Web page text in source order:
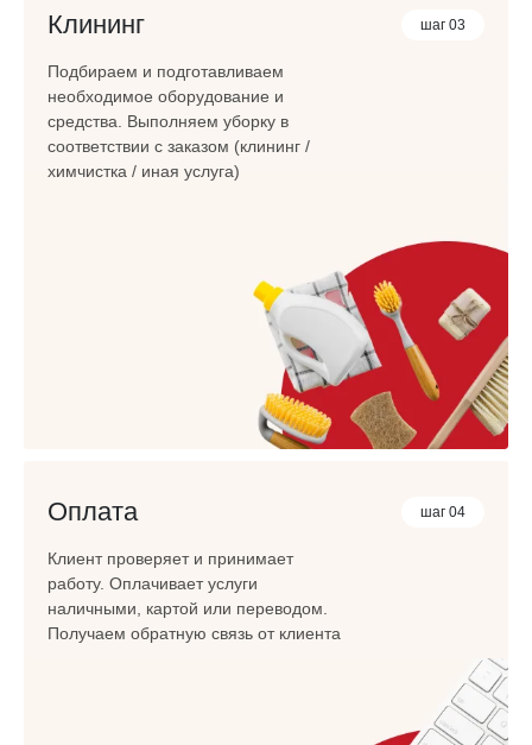
шаг 03
Клининг
Подбираем и подготавливаем
необходимое оборудование и
средства. Выполняем уборку в
соответствии с заказом (клининг /
химчистка / иная услуга)
шаг 04
Оплата
Клиент проверяет и принимает
работу. Оплачивает услуги
наличными, картой или переводом.
Получаем обратную связь от клиента